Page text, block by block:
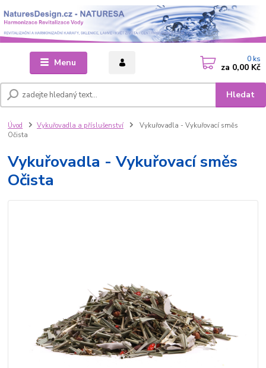
Menu
Hledat
0 ks
za 0,00 Kč
Úvod Vykuřovadla a příslušenství
Vykuřovadla - Vykuřovací směs
Očista
Vykuřovadla - Vykuřovací směs
Očista